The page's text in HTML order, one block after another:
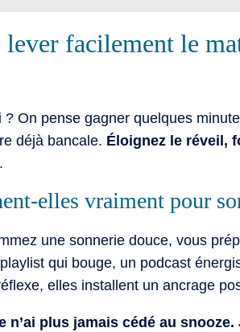
facilement le
On pense gagner quelques
déjà bancale. Éloignez le réveil,
elles vraiment pour
une sonnerie douce, vous
qui bouge, un podcast
elles installent un ancrage
plus jamais cédé au